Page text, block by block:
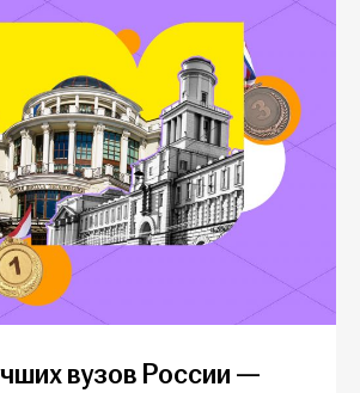
вузов России —